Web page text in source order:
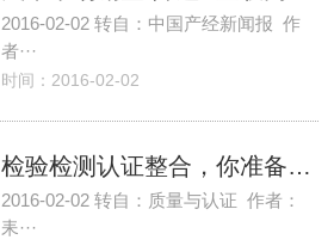
2016-02-02 转自：中国产经新闻报 作
者···
时间：2016-02-02
检验检测认证整合，你准备好了吗
2016-02-02 转自：质量与认证 作者：
耒···